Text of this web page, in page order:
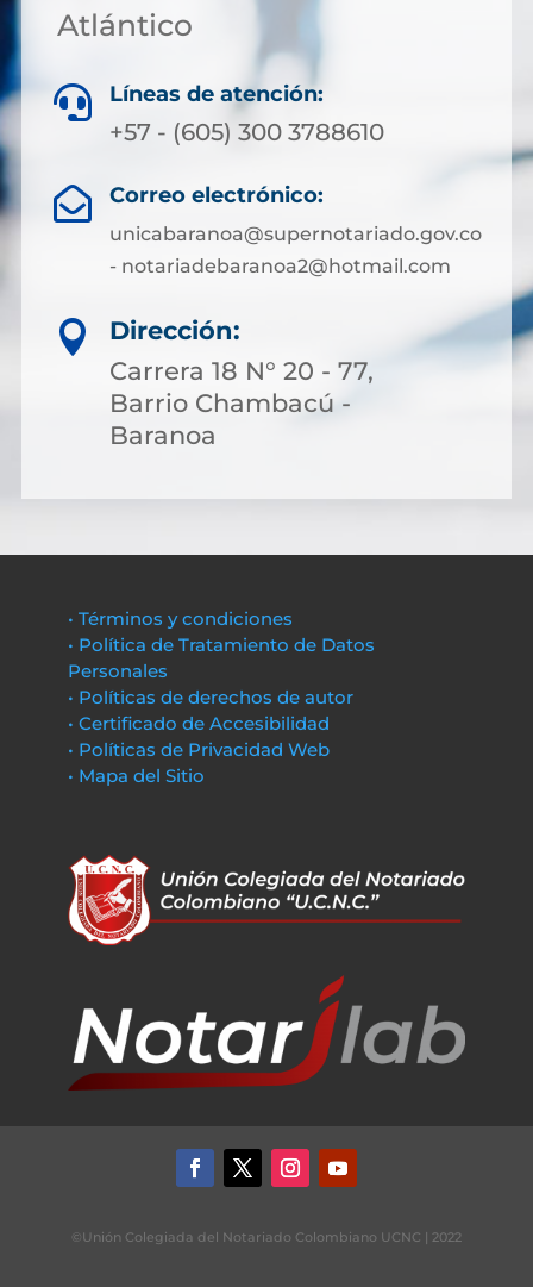
Atlántico
 Líneas de atención:
+57 - (605) 300 3788610
 Correo electrónico:
unicabaranoa@supernotariado.gov.co
- notariadebaranoa2@hotmail.com

Dirección:
Carrera 18 N° 20 - 77,
Barrio Chambacú -
Baranoa
• Términos y condiciones
• Política de Tratamiento de Datos
Personales
• Políticas de derechos de autor
• Certificado de Accesibilidad
• Políticas de Privacidad Web
• Mapa del Sitio
©Unión Colegiada del Notariado Colombiano UCNC | 2022